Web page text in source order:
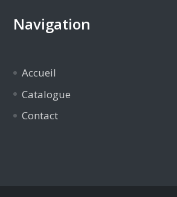
Navigation
Accueil
Catalogue
Contact